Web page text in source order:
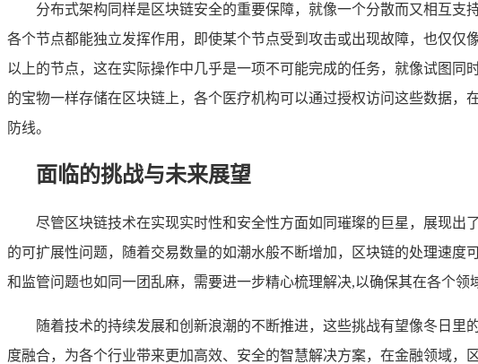
分布式架构同样是区块链安全的重要保障，就像一个分散而又相互支
各个节点都能独立发挥作用，即使某个节点受到攻击或出现故障，也仅
以上的节点，这在实际操作中几乎是一项不可能完成的任务，就像试图
的宝物一样存储在区块链上，各个医疗机构可以通过授权访问这些数据
防线。
面临的挑战与未来展望
尽管区块链技术在实现实时性和安全性方面如同璀璨的巨星，展现
的可扩展性问题，随着交易数量的如潮水般不断增加，区块链的处理速
和监管问题也如同一团乱麻，需要进一步精心梳理解决,以确保其在各个领
随着技术的持续发展和创新浪潮的不断推进，这些挑战有望像冬日
度融合，为各个行业带来更加高效、安全的智慧解决方案，在金融领域